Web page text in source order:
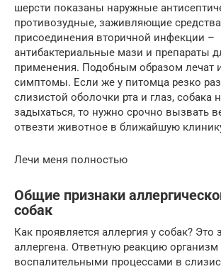
шерсти показаны наружные
противозудные, заживляющие
присоединения вторичной инфекции –
антибактериальные мази и препараты
применения. Подобным образом лечат
симптомы. Если же у питомца резко
слизистой оболочки рта и глаз, собака
задыхаться, то нужно срочно вызвать
отвезти животное в ближайшую
Лечи меня полностью
Общие признаки
собак
Как проявляется аллергия у собак? Это
аллергена. Ответную реакцию
воспалительными процессами в